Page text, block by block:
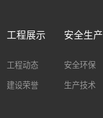
工程展示
工程动态
建设荣誉
安全生产
安全环保
生产技术